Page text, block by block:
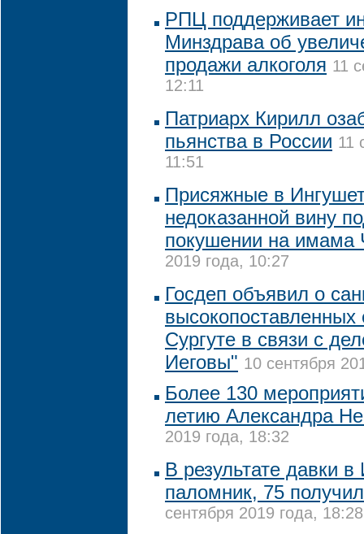
РПЦ поддерживает
Минздрава об
продажи алкоголя 11
12:11
Патриарх Кирилл
пьянства в России 11
11:51
Присяжные в
недоказанной вину
покушении на имама
2019 года, 10:27
Госдеп объявил о
высокопоставленных
Сургуте в связи с
Иеговы" 10 сентября
Более 130
летию Александра
2019 года, 18:32
В результате давки
паломник, 75
сентября 2019 года, 18:28